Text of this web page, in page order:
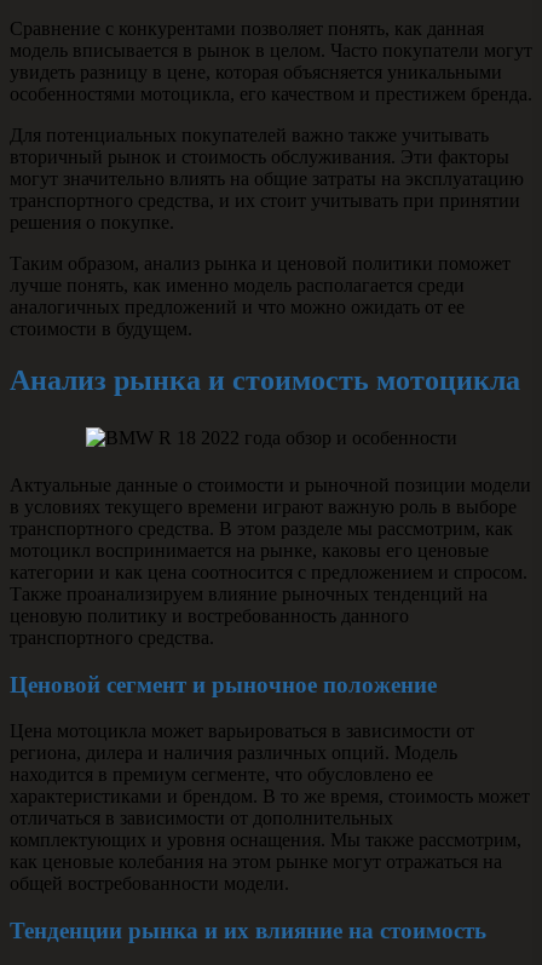
Сравнение с конкурентами позволяет понять, как данная
модель вписывается в рынок в целом. Часто покупатели могут
увидеть разницу в цене, которая объясняется уникальными
особенностями мотоцикла, его качеством и престижем бренда.
Для потенциальных покупателей важно также учитывать
вторичный рынок и стоимость обслуживания. Эти факторы
могут значительно влиять на общие затраты на эксплуатацию
транспортного средства, и их стоит учитывать при принятии
решения о покупке.
Таким образом, анализ рынка и ценовой политики поможет
лучше понять, как именно модель располагается среди
аналогичных предложений и что можно ожидать от ее
стоимости в будущем.
Анализ рынка и стоимость мотоцикла
Актуальные данные о стоимости и рыночной позиции модели
в условиях текущего времени играют важную роль в выборе
транспортного средства. В этом разделе мы рассмотрим, как
мотоцикл воспринимается на рынке, каковы его ценовые
категории и как цена соотносится с предложением и спросом.
Также проанализируем влияние рыночных тенденций на
ценовую политику и востребованность данного
транспортного средства.
Ценовой сегмент и рыночное положение
Цена мотоцикла может варьироваться в зависимости от
региона, дилера и наличия различных опций. Модель
находится в премиум сегменте, что обусловлено ее
характеристиками и брендом. В то же время, стоимость может
отличаться в зависимости от дополнительных
комплектующих и уровня оснащения. Мы также рассмотрим,
как ценовые колебания на этом рынке могут отражаться на
общей востребованности модели.
Тенденции рынка и их влияние на стоимость